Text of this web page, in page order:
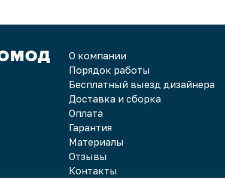
О компании
Порядок работы
Бесплатный выезд дизайнера
Доставка и сборка
Оплата
Гарантия
Материалы
Отзывы
Контакты